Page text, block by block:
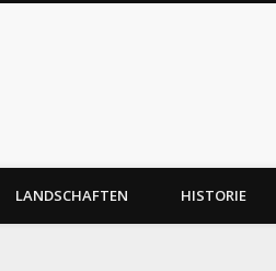
LANDSCHAFTEN HISTORIE